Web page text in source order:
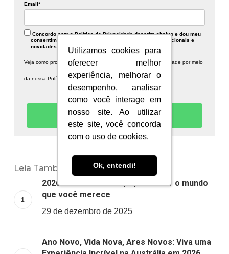
Utilizamos cookies para
oferecer melhor
experiência, melhorar o
desempenho, analisar
como você interage em
nosso site. Ao utilizar
este site, você concorda
com o uso de cookies.
Ok, entendi!
Utilizamos cookies para
oferecer melhor
experiência, melhorar o
desempenho, analisar
como você interage em
nosso site. Ao utilizar
este site, você concorda
com o uso de cookies.
Ok, entendi!
Email*
Concordo com a Política de Privacidade descrita abaixo e dou meu
consentimento para recebimento de publicidades institucionais e
novidades sobre a Information Planet.
Veja como protegemos seus dados e respeitamos sua privacidade por meio
da nossa Política de Privacidade.
Quero receber novidades!
Leia Também:
2026: um novo começo para viver o mundo
que você merece
29 de dezembro de 2025
Ano Novo, Vida Nova, Ares Novos: Viva uma